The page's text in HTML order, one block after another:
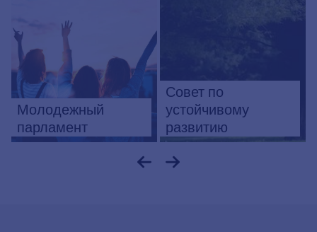
Молодежный
парламент
Совет по
устойчивому
развитию